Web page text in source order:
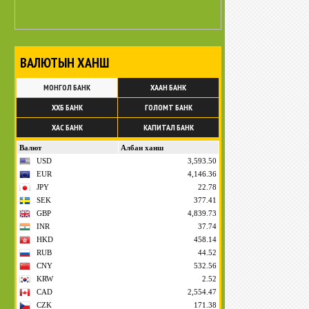
ВАЛЮТЫН ХАНШ
МОНГОЛ БАНК
ХААН БАНК
ХХБ БАНК
ГОЛОМТ БАНК
ХАС БАНК
КАПИТАЛ БАНК